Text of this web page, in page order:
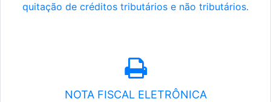
quitação de créditos tributários e não tributários.
NOTA FISCAL ELETRÔNICA